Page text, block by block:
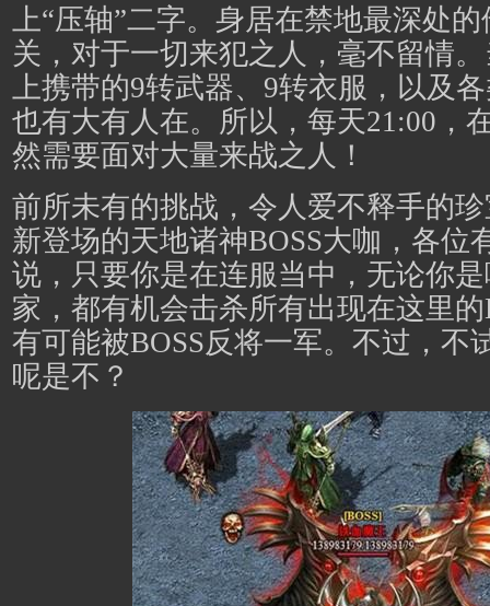
上“压轴”二字。身居在禁地最深处
关，对于一切来犯之人，毫不留情
上携带的9转武器、9转衣服，以及
也有大有人在。所以，每天21:00，
然需要面对大量来战之人！
前所未有的挑战，令人爱不释手的
新登场的天地诸神BOSS大咖，各位
说，只要你是在连服当中，无论你
家，都有机会击杀所有出现在这里
有可能被BOSS反将一军。不过，不
呢是不？